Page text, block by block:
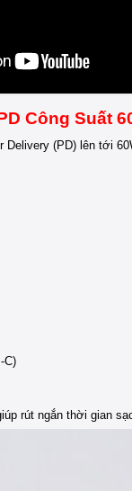
Công Suất
Delivery (PD) lên tới
C)
rút ngắn thời gian